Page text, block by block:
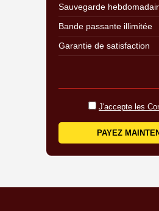
Sauvegarde
Bande passante illimitée
Garantie de satisfaction
J'accepte les
PAYEZ